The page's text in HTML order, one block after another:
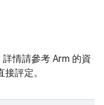
情請參考 Arm 的資
評定。